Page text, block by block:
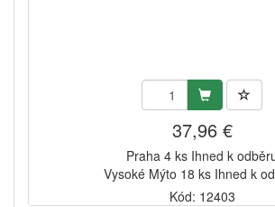
37,96 €
Praha 4 ks Ihned k
Vysoké Mýto 18 ks Ihned k
Kód: 12403